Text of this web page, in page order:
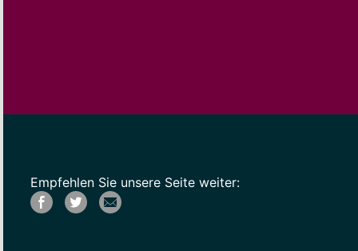
Empfehlen Sie unsere Seite weiter: